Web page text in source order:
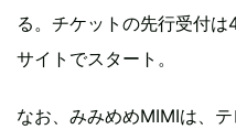
る。チケットの先行受付
サイトでスタート。
なお、みみめめMIMIは、